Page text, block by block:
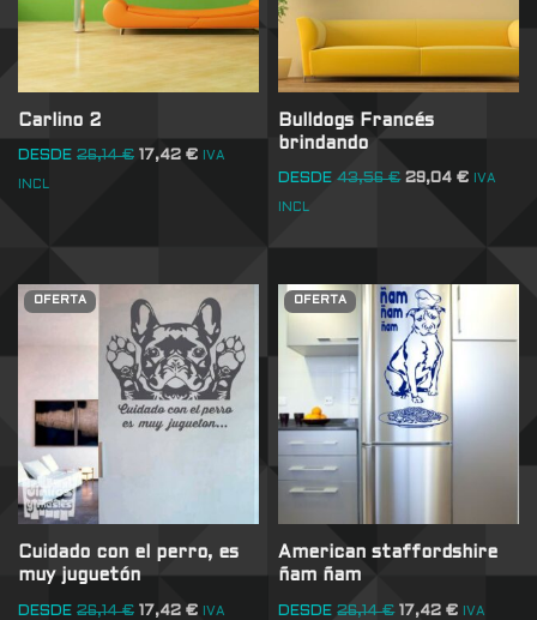
Carlino 2
DESDE 26,14€ 17,42 € IVA
INCL
Bulldogs Francés
brindando
DESDE 43,56€ 29,04€ IVA
INCL
OFERTA
Cuidado con el perro, es
muy juguetón
DESDE 26,14€ 17,42 € IVA
OFERTA
American staffordshire
ñam ñam
DESDE 26,14€ 17,42€ IVA